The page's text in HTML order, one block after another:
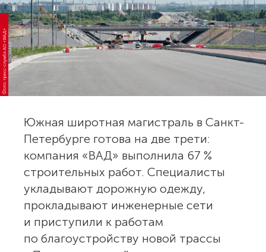
Фото: пресс-служба АО «ВАД»
Южная широтная магистраль в Санкт-
Петербурге готова на две трети:
компания «ВАД» выполнила 67 %
строительных работ. Специалисты
укладывают дорожную одежду,
прокладывают инженерные сети
и приступили к работам
по благоустройству новой трассы